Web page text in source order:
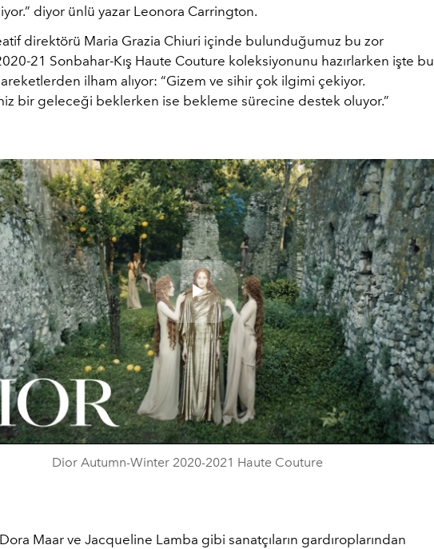
diyor ünlü yazar Leonora Carrington.
direktörü Maria Grazia Chiuri içinde bulunduğumuz bu zor
21 Sonbahar-Kış Haute Couture koleksiyonunu hazırlarken işte bu
ilham alıyor: “Gizem ve sihir çok ilgimi çekiyor.
bir geleceği beklerken ise bekleme sürecine destek oluyor.”
Play
Video
Dior Autumn-Winter 2020-2021 Haute Couture
Maar ve Jacqueline Lamba gibi sanatçıların gardıroplarından